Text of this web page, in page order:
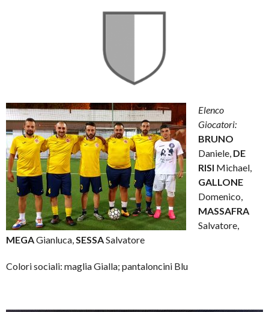
Elenco
Giocatori:
BRUNO
Daniele, DE
RISI Michael,
GALLONE
Domenico,
MASSAFRA
Salvatore,
MEGAGianluca,SESSASalvatore
Colori sociali: maglia Gialla; pantaloncini Blu